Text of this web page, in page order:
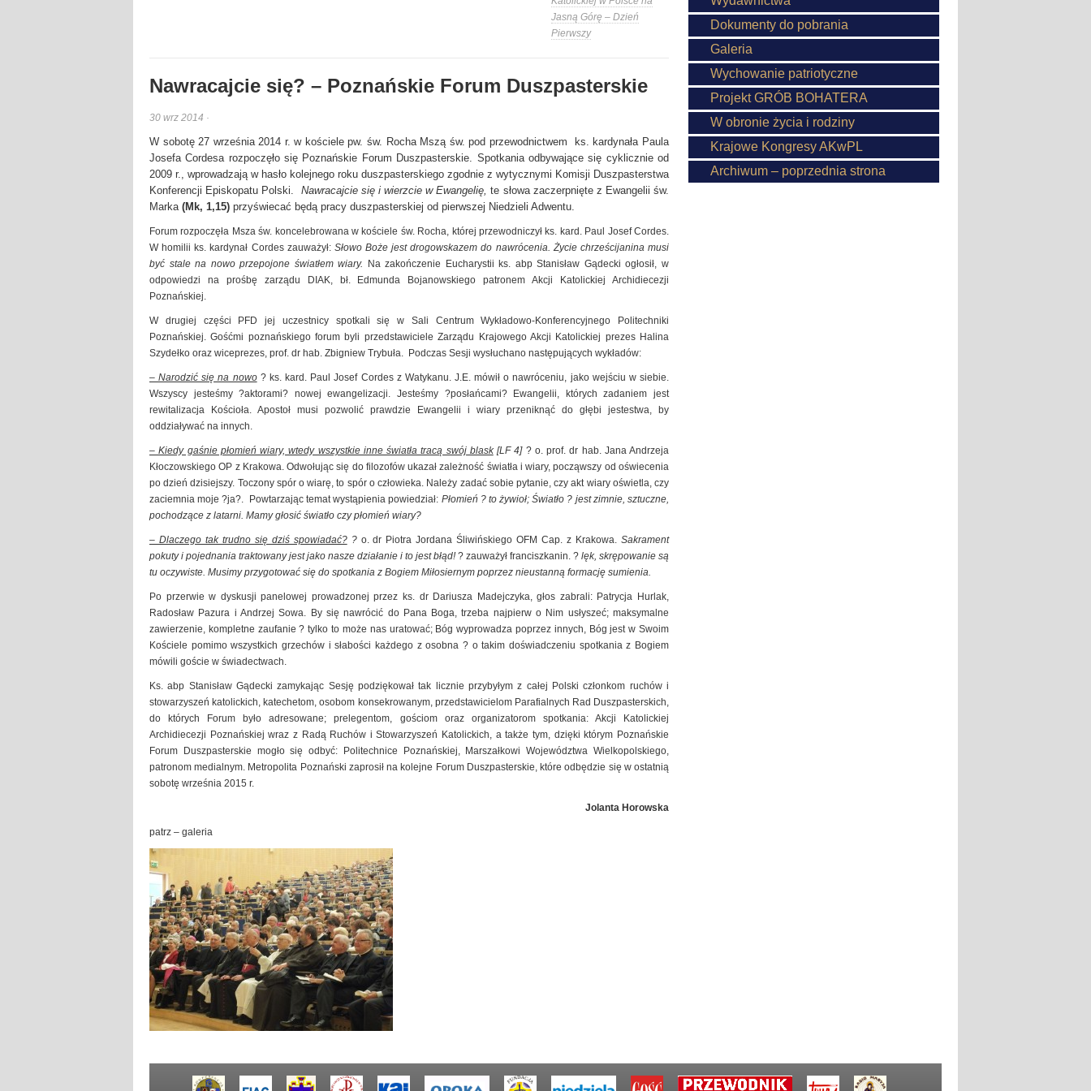
Jasną Górę – Dzień
Pierwszy
Nawracajcie się? – Poznańskie Forum Duszpasterskie
30 wrz 2014 ·
W sobotę 27 września 2014 r. w kościele pw. św. Rocha Mszą św. pod przewodnictwem ks. kardynała Paula
Josefa Cordesa rozpoczęło się Poznańskie Forum Duszpasterskie. Spotkania odbywające się cyklicznie od
2009 r., wprowadzają w hasło kolejnego roku duszpasterskiego zgodnie z wytycznymi Komisji Duszpasterstwa
Konferencji Episkopatu Polski. Nawracajcie się i wierzcie w Ewangelię,te słowa zaczerpnięte z Ewangelii św.
Marka (Mk, 1,15) przyświecać będą pracy duszpasterskiej od pierwszej Niedzieli Adwentu.
Forum rozpoczęła Msza św. koncelebrowana w kościele św. Rocha, której przewodniczył ks. kard. Paul Josef Cordes.
W homilii ks. kardynał Cordes zauważył: Słowo Boże jest drogowskazem do nawrócenia. Życie chrześcijanina musi
być stale na nowo przepojone światłem wiary.
Na zakończenie Eucharystii ks. abp Stanisław Gądecki ogłosił, w
odpowiedzi na prośbę zarządu DIAK, bł. Edmunda Bojanowskiego patronem Akcji Katolickiej Archidiecezji
Poznańskiej.
W drugiej części PFD jej uczestnicy spotkali się w Sali Centrum Wykładowo-Konferencyjnego Politechniki
Poznańskiej. Gośćmi poznańskiego forum byli przedstawiciele Zarządu Krajowego Akcji Katolickiej prezes Halina
Szydełko oraz wiceprezes, prof. dr hab. Zbigniew Trybuła. Podczas Sesji wysłuchano następujących wykładów:
– Narodzić się na nowo? ks. kard. Paul Josef Cordes z Watykanu. J.E. mówił o nawróceniu, jako wejściu w siebie.
Wszyscy jesteśmy ?aktorami? nowej ewangelizacji. Jesteśmy ?posłańcami? Ewangelii, których zadaniem jest
rewitalizacja Kościoła. Apostoł musi pozwolić prawdzie Ewangelii i wiary przeniknąć do głębi jestestwa, by
oddziaływać na innych.
– Kiedy gaśnie płomień wiary, wtedy wszystkie inne światła tracą swój blask[LF 4] ? o. prof. dr hab. Jana Andrzeja
Kłoczowskiego OP z Krakowa. Odwołując się do filozofów ukazał zależność światła i wiary, począwszy od oświecenia
po dzień dzisiejszy. Toczony spór o wiarę, to spór o człowieka. Należy zadać sobie pytanie, czy akt wiary oświetla, czy
zaciemnia moje ?ja?. Powtarzając temat wystąpienia powiedział: Płomień ? to żywioł; Światło ? jest zimnie, sztuczne,
pochodzące z latarni. Mamy głosić światło czy płomień wiary?
– Dlaczego tak trudno się dziś spowiadać?? o. dr Piotra Jordana Śliwińskiego OFM Cap. z Krakowa.Sakrament
pokuty i pojednania traktowany jest jako nasze działanie i to jest błąd!? zauważył franciszkanin. ? lęk, skrępowanie są
tu oczywiste. Musimy przygotować się do spotkania z Bogiem Miłosiernym poprzez nieustanną formację sumienia.
Po przerwie w dyskusji panelowej prowadzonej przez ks. dr Dariusza Madejczyka, głos zabrali: Patrycja Hurlak,
Radosław Pazura i Andrzej Sowa. By się nawrócić do Pana Boga, trzeba najpierw o Nim usłyszeć; maksymalne
zawierzenie, kompletne zaufanie ? tylko to może nas uratować; Bóg wyprowadza poprzez innych, Bóg jest w Swoim
Kościele pomimo wszystkich grzechów i słabości każdego z osobna ? o takim doświadczeniu spotkania z Bogiem
mówili goście w świadectwach.
Ks. abp Stanisław Gądecki zamykając Sesję podziękował tak licznie przybyłym z całej Polski członkom ruchów i
stowarzyszeń katolickich, katechetom, osobom konsekrowanym, przedstawicielom Parafialnych Rad Duszpasterskich,
do których Forum było adresowane; prelegentom, gościom oraz organizatorom spotkania: Akcji Katolickiej
Archidiecezji Poznańskiej wraz z Radą Ruchów i Stowarzyszeń Katolickich, a także tym, dzięki którym Poznańskie
Forum Duszpasterskie mogło się odbyć: Politechnice Poznańskiej, Marszałkowi Województwa Wielkopolskiego,
patronom medialnym. Metropolita Poznański zaprosił na kolejne Forum Duszpasterskie, które odbędzie się w ostatnią
sobotę września 2015 r.
Jolanta Horowska
patrz – galeria
Dokumenty do pobrania
Galeria
Wychowanie patriotyczne
Projekt GRÓB BOHATERA
W obronie życia i rodziny
Krajowe Kongresy AKwPL
Archiwum – poprzednia strona